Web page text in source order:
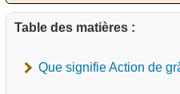
Table des matières :
Que signifie Action de